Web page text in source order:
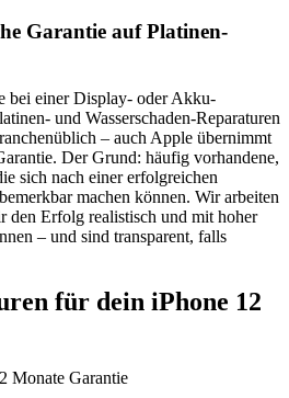
Garantie auf Platinen-
bei einer Display- oder Akku-
und Wasserschaden-Reparaturen
– auch Apple übernimmt
Der Grund: häufig vorhandene,
sich nach einer erfolgreichen
machen können. Wir arbeiten
den Erfolg realistisch und mit hoher
– und sind transparent, falls
für dein iPhone 12
Monate Garantie